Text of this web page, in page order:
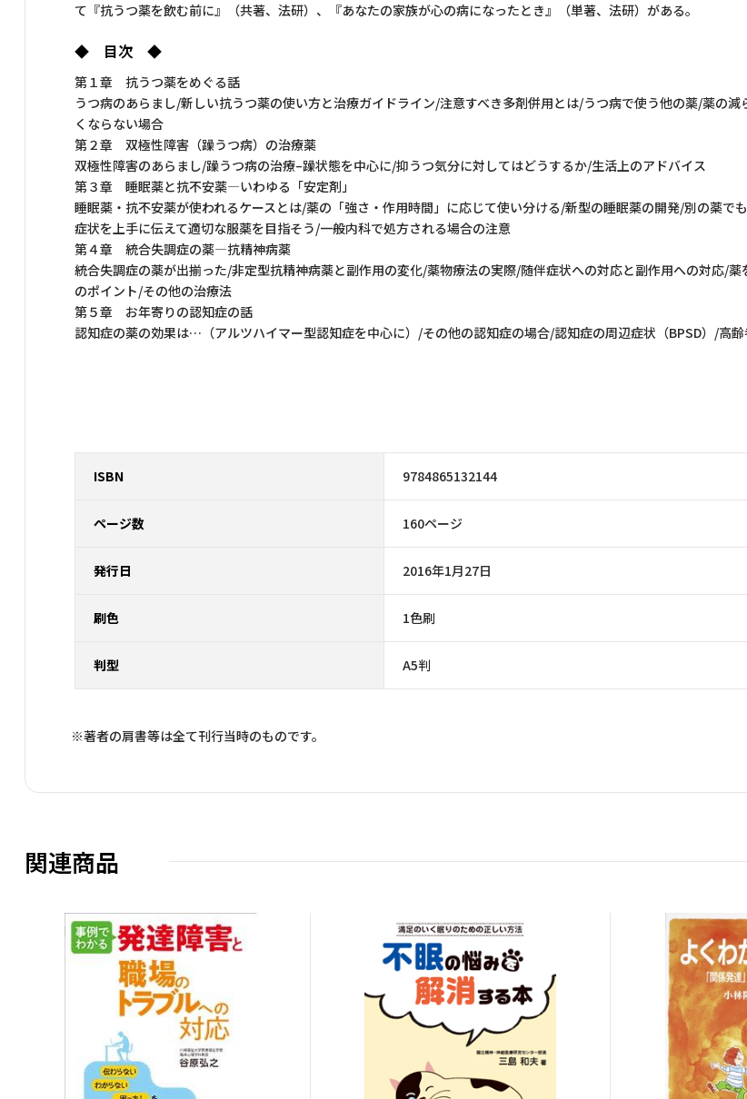
て『抗うつ薬を飲む前に』（共著、法研）、『あなたの家族が心の病になったとき』（単著、法研）がある。
◆ 目次 ◆
第１章 抗うつ薬をめぐる話
うつ病のあらまし/新しい抗うつ薬の使い方と治療ガイドライン/注意すべき多剤併用とは/うつ病で使う他の薬/薬の減
くならない場合
第２章 双極性障害（躁うつ病）の治療薬
双極性障害のあらまし/躁うつ病の治療–躁状態を中心に/抑うつ気分に対してはどうするか/生活上のアドバイス
第３章 睡眠薬と抗不安薬―いわゆる「安定剤」
睡眠薬・抗不安薬が使われるケースとは/薬の「強さ・作用時間」に応じて使い分ける/新型の睡眠薬の開発/別の薬で
症状を上手に伝えて適切な服薬を目指そう/一般内科で処方される場合の注意
第４章 統合失調症の薬―抗精神病薬
統合失調症の薬が出揃った/非定型抗精神病薬と副作用の変化/薬物療法の実際/随伴症状への対応と副作用への対応/薬
のポイント/その他の治療法
第５章 お年寄りの認知症の話
認知症の薬の効果は…（アルツハイマー型認知症を中心に）/その他の認知症の場合/認知症の周辺症状（BPSD）/高
ISBN 9784865132144
ページ数 160ページ
発行日 2016年1月27日
刷色 1色刷
判型 A5判
※著者の肩書等は全て刊行当時のものです。
関連商品